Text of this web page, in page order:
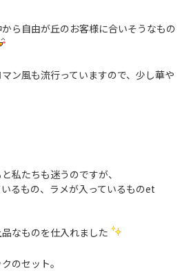
ら自由が丘のお客様に合いそうなもの
ン風も流行っていますので、少し華や
私たちも迷うのですが、
るもの、ラメが入っているものet
なものを仕入れました
のセット。